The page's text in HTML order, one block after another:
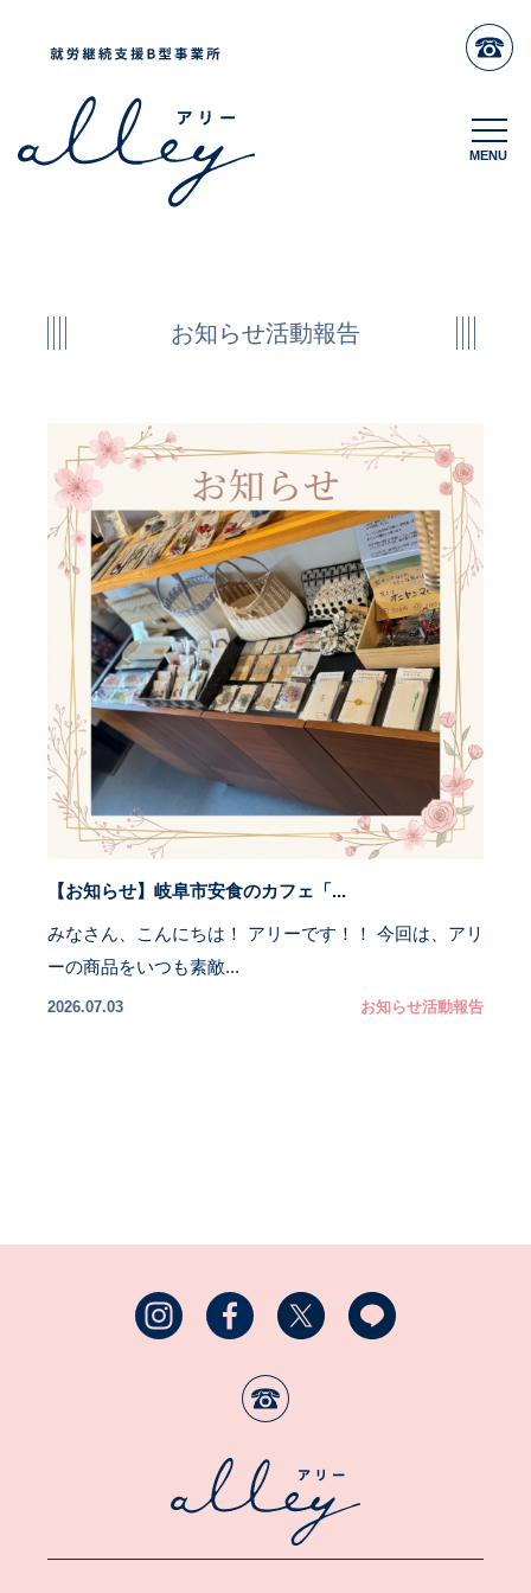
MENU
MENU
お知らせ活動報告
【お知らせ】岐阜市安食のカフェ「...
みなさん、こんにちは！ アリーです！！ 今回は、アリ
ーの商品をいつも素敵...
2026.07.03 お知らせ活動報告